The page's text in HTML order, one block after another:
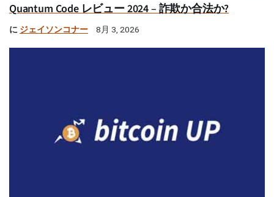
Quantum Code レビュー 2024 – 詐欺か合法か?
に ジェイソンコナー 8月 3, 2026